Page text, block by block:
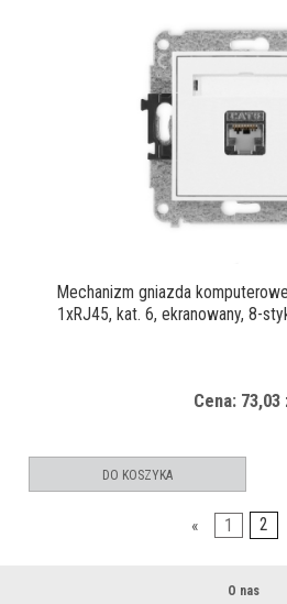
Mechanizm gniazda
1xRJ45, kat. 6, ekranowany, 8-
Cena: 73,03
DO KOSZYKA
« 1 2
O nas